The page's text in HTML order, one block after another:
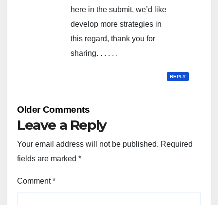
here in the submit, we’d like
develop more strategies in
this regard, thank you for
sharing. . . . . .
REPLY
Comment
Older Comments
Leave a Reply
Your email address will not be published. Required
fields are marked *
Comment*